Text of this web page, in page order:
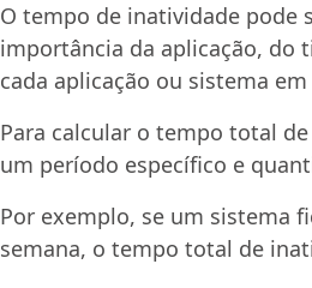
O tempo de inatividade pode
importância da aplicação, do
cada aplicação ou sistema
Para calcular o tempo total
um período específico e
Por exemplo, se um sistema
semana, o tempo total de